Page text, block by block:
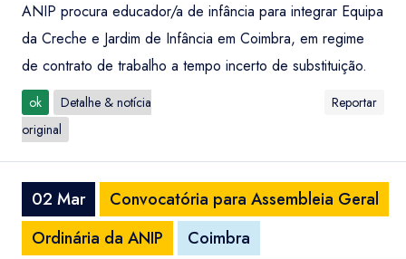
ANIP procura educador/a de infância para integrar Equipa
da Creche e Jardim de Infância em Coimbra, em regime
de contrato de trabalho a tempo incerto de substituição.
ok
Detalhe & notícia
original
Reportar
02 Mar
Convocatória para Assembleia Geral
Ordinária da ANIP
Coimbra